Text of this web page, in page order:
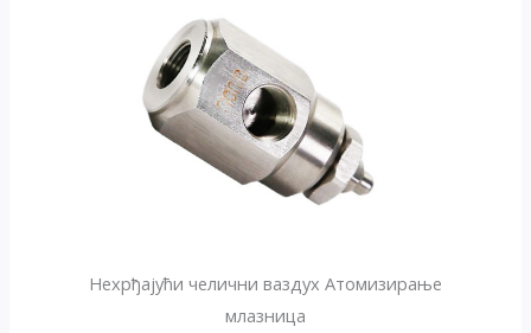
Нехрђајући челични ваздух Атомизирање
млазница